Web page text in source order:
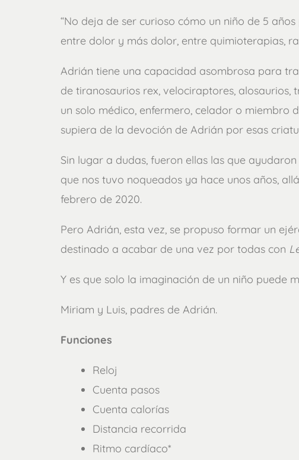
“No deja de ser curioso cómo un niño de 5
entre dolor y más dolor, entre quimioterapias,
Adrián tiene una capacidad asombrosa para
de tiranosaurios rex, velociraptores, alosaurios,
un solo médico, enfermero, celador o miembro
supiera de la devoción de Adrián por esas
Sin lugar a dudas, fueron ellas las que
que nos tuvo noqueados ya hace unos años,
febrero de 2020.
Pero Adrián, esta vez, se propuso formar un
destinado a acabar de una vez por todas con
Y es que solo la imaginación de un niño puede
Miriam y Luis, padres de Adrián.
Funciones
Reloj
Cuenta pasos
Cuenta calorías
Distancia recorrida
Ritmo cardíaco*